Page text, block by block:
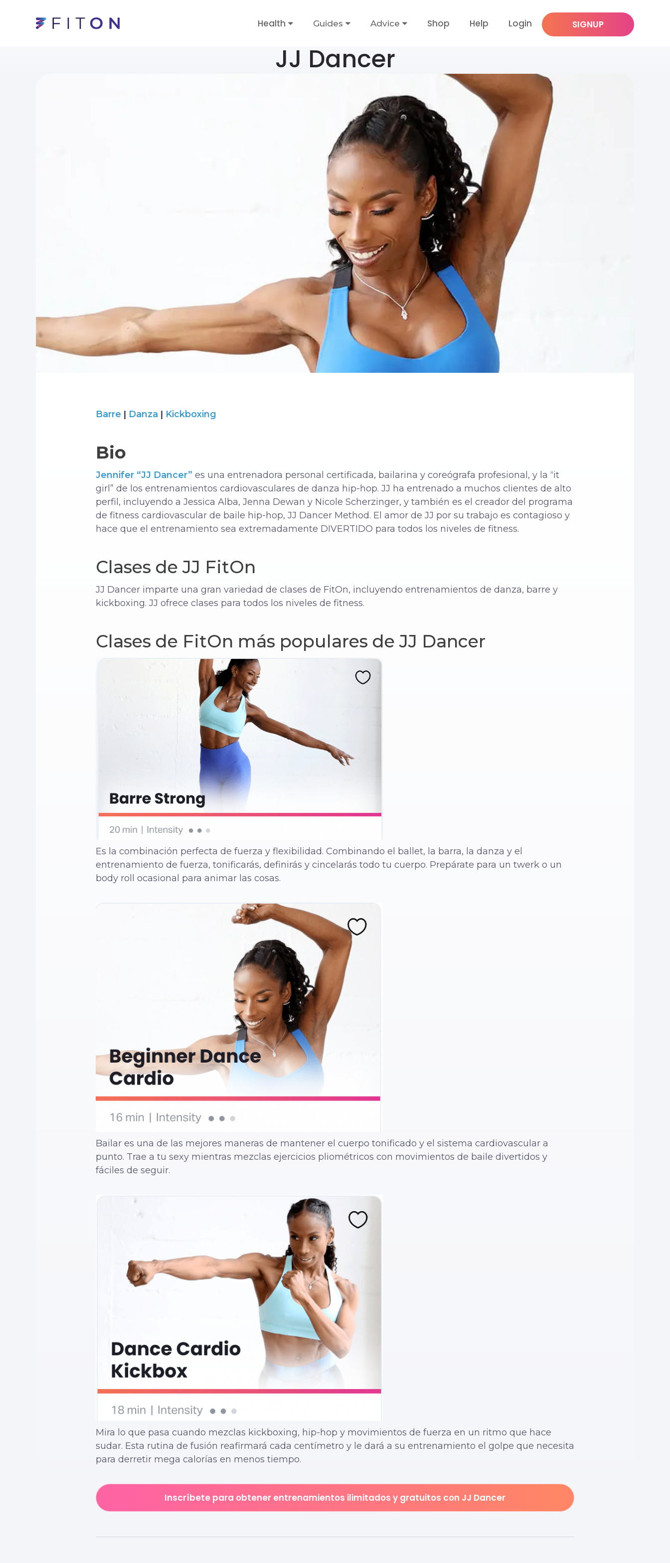
Health Guides Advice Shop Help Login SIGNUP
JJ Dancer
Barre | Danza | Kickboxing
Bio
Jennifer “JJ Dancer” es una entrenadora personal certificada, bailarina y coreógrafa profesional, y la “it
girl” de los entrenamientos cardiovasculares de danza hip-hop. JJ ha entrenado a muchos clientes de alto
perfil, incluyendo a Jessica Alba, Jenna Dewan y Nicole Scherzinger, y también es el creador del programa
de fitness cardiovascular de baile hip-hop, JJ Dancer Method. El amor de JJ por su trabajo es contagioso y
hace que el entrenamiento sea extremadamente DIVERTIDO para todos los niveles de fitness.
Clases de JJ FitOn
JJ Dancer imparte una gran variedad de clases de FitOn, incluyendo entrenamientos de danza, barre y
kickboxing. JJ ofrece clases para todos los niveles de fitness.
Clases de FitOn más populares de JJ Dancer
Es la combinación perfecta de fuerza y flexibilidad. Combinando el ballet, la barra, la danza y el
entrenamiento de fuerza, tonificarás, definirás y cincelarás todo tu cuerpo. Prepárate para un twerk o un
body roll ocasional para animar las cosas.
Bailar es una de las mejores maneras de mantener el cuerpo tonificado y el sistema cardiovascular a
punto. Trae a tu sexy mientras mezclas ejercicios pliométricos con movimientos de baile divertidos y
fáciles de seguir.
Mira lo que pasa cuando mezclas kickboxing, hip-hop y movimientos de fuerza en un ritmo que hace
sudar. Esta rutina de fusión reafirmará cada centímetro y le dará a su entrenamiento el golpe que necesita
para derretir mega calorías en menos tiempo.
Inscríbete para obtener entrenamientos ilimitados y gratuitos con JJ Dancer